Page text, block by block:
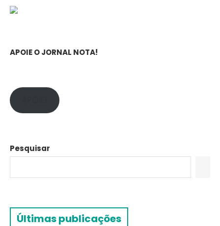
APOIE O JORNAL NOTA!
Pesquisar
Últimas publicações